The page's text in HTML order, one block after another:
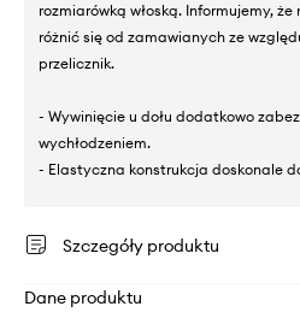
rozmiarówką włoską. Informujemy,
różnić się od zamawianych ze
przelicznik.
- Wywinięcie u dołu dodatkowo
wychłodzeniem.
- Elastyczna konstrukcja doskonale
Szczegóły produktu
Dane produktu